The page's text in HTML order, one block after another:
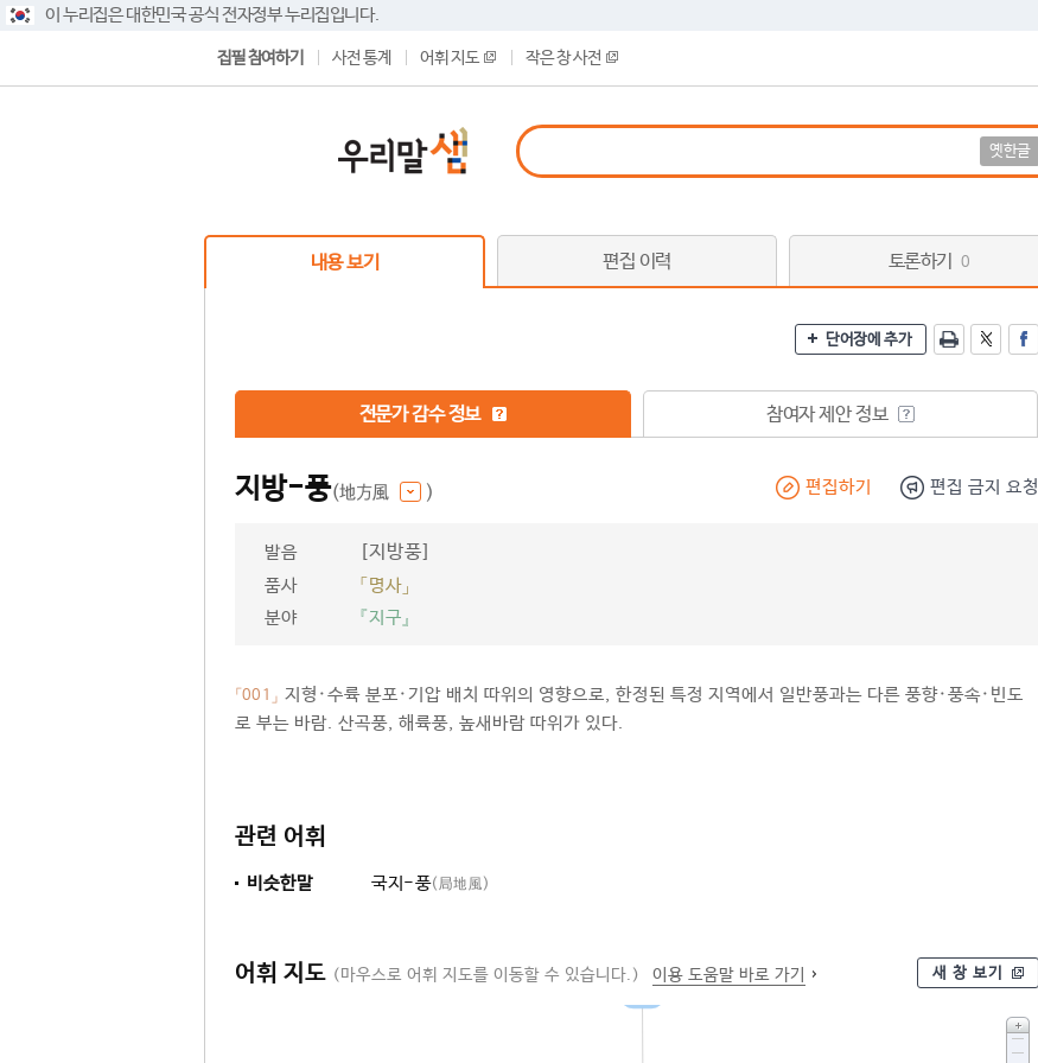
이 누리집은 대한민국 공식 전자정부 누리집입니다.
집필 참여하기 사전 통계 어휘 지도 작은 창 사전
옛한글
내용 보기 편집 이력 토론하기 0
단어장에 추가
전문가 감수 정보 참여자 제안 정보
지방-풍(地方風 ) 편집하기 편집 금지 요청
발음 [지방풍]
품사
「명사」
분야
『지구』
「001」 지형·수륙 분포·기압 배치 따위의 영향으로, 한정된 특정 지역에서 일반풍과는 다른 풍향·풍속·빈도
로 부는 바람. 산곡풍, 해륙풍, 높새바람 따위가 있다.
관련 어휘
비슷한말 국지-풍(局地風)
어휘 지도 (마우스로 어휘 지도를 이동할 수 있습니다.) 이용 도움말 바로 가기 새 창 보기